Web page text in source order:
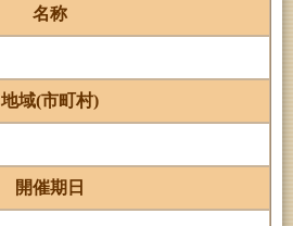
名称
地域(市町村)
開催期日